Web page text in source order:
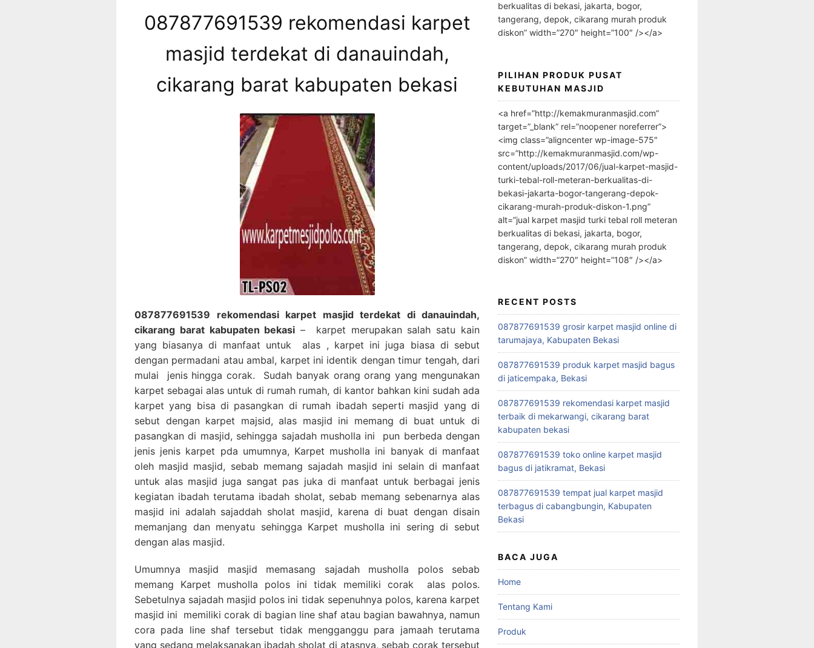
087877691539 rekomendasi karpet
masjid terdekat di danauindah,
cikarang barat kabupaten bekasi
087877691539 rekomendasi karpet masjid terdekat di danauindah,
cikarang barat kabupaten bekasi – karpet merupakan salah satu kain
yang biasanya di manfaat untuk alas , karpet ini juga biasa di sebut
dengan permadani atau ambal, karpet ini identik dengan timur tengah, dari
mulai jenis hingga corak. Sudah banyak orang orang yang mengunakan
karpet sebagai alas untuk di rumah rumah, di kantor bahkan kini sudah ada
karpet yang bisa di pasangkan di rumah ibadah seperti masjid yang di
sebut dengan karpet majsid, alas masjid ini memang di buat untuk di
pasangkan di masjid, sehingga sajadah musholla ini pun berbeda dengan
jenis jenis karpet pda umumnya, Karpet musholla ini banyak di manfaat
oleh masjid masjid, sebab memang sajadah masjid ini selain di manfaat
untuk alas masjid juga sangat pas juka di manfaat untuk berbagai jenis
kegiatan ibadah terutama ibadah sholat, sebab memang sebenarnya alas
masjid ini adalah sajaddah sholat masjid, karena di buat dengan disain
memanjang dan menyatu sehingga Karpet musholla ini sering di sebut
dengan alas masjid.
Umumnya masjid masjid memasang sajadah musholla polos sebab
memang Karpet musholla polos ini tidak memiliki corak alas polos.
Sebetulnya sajadah masjid polos ini tidak sepenuhnya polos, karena karpet
masjid ini memiliki corak di bagian line shaf atau bagian bawahnya, namun
cora pada line shaf tersebut tidak mengganggu para jamaah terutama
yang sedang melaksanakan ibadah sholat di atasnya, sebab corak tersebut
berkualitas di bekasi, jakarta, bogor,
tangerang, depok, cikarang murah produk
diskon” width=”270″ height=”100″ /></a>
PILIHAN PRODUK PUSAT
KEBUTUHAN MASJID
<a href=”http://kemakmuranmasjid.com”
target=”_blank” rel=”noopener noreferrer”>
<img class=”aligncenter wp-image-575″
src=”http://kemakmuranmasjid.com/wp-
content/uploads/2017/06/jual-karpet-masjid-
turki-tebal-roll-meteran-berkualitas-di-
bekasi-jakarta-bogor-tangerang-depok-
cikarang-murah-produk-diskon-1.png”
alt=”jual karpet masjid turki tebal roll meteran
berkualitas di bekasi, jakarta, bogor,
tangerang, depok, cikarang murah produk
diskon” width=”270″ height=”108″ /></a>
RECENT POSTS
087877691539 grosir karpet masjid online di
tarumajaya, Kabupaten Bekasi
087877691539 produk karpet masjid bagus
di jaticempaka, Bekasi
087877691539 rekomendasi karpet masjid
terbaik di mekarwangi, cikarang barat
kabupaten bekasi
087877691539 toko online karpet masjid
bagus di jatikramat, Bekasi
087877691539 tempat jual karpet masjid
terbagus di cabangbungin, Kabupaten
Bekasi
BACA JUGA
Home
Tentang Kami
Produk